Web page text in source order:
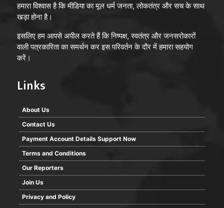
हमारा विश्वास है कि मीडिया का मूल धर्म जनता, लोकतंत्र और सच के साथ
खड़ा होना है।
इसलिए हम आपसे अपील करते हैं कि निष्पक्ष, स्वतंत्र और जनसरोकारों
वाली पत्रकारिता का समर्थन कर इस परिवर्तन के दौर में हमारा सहयोग
करें।
Links
About Us
Contact Us
Payment Account Details Support Now
Terms and Conditions
Our Reporters
Join Us
Privacy and Policy